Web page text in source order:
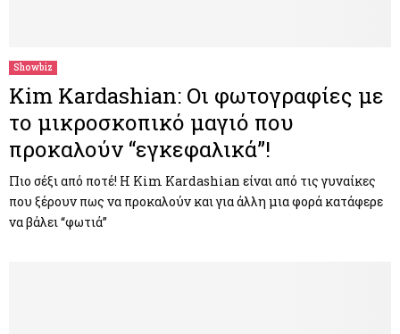
Showbiz
Kim Kardashian: Οι φωτογραφίες με
το μικροσκοπικό μαγιό που
προκαλούν “εγκεφαλικά”!
Πιο σέξι από ποτέ! Η Kim Kardashian είναι από τις γυναίκες
που ξέρουν πως να προκαλούν και για άλλη μια φορά κατάφερε
να βάλει “φωτιά”